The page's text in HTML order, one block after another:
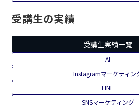
受講生の実績
受講生実績一覧
AI
Instagramマーケティン
LINE
SNSマーケティング